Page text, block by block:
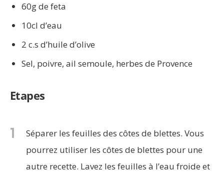
60g de feta
10cl d’eau
2 c.s d’huile d’olive
Sel, poivre, ail semoule, herbes de Provence
Etapes
1
Séparer les feuilles des côtes de blettes. Vous
pourrez utiliser les côtes de blettes pour une
autre recette. Lavez les feuilles à l’eau froide et